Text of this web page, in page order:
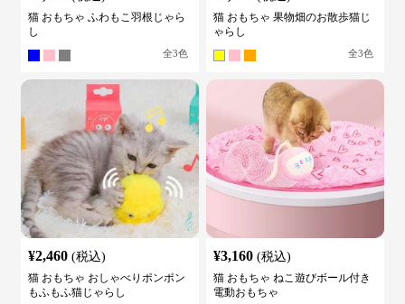
猫 おもちゃ ふわもこ羽根じゃら
し
全3色
猫 おもちゃ 果物畑のお散歩猫じ
ゃらし
全3色
¥2,460 (税込)
猫 おもちゃ おしゃべりポンポン
もふもふ猫じゃらし
¥3,160 (税込)
猫 おもちゃ ねこ遊びボール付き
電動おもちゃ